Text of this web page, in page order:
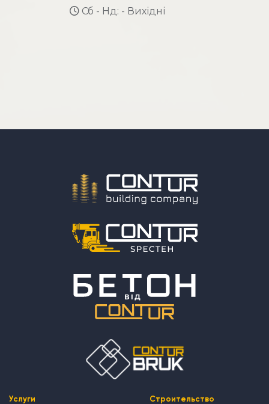
Сб - Нд: - Вихідні
Услуги Строительство